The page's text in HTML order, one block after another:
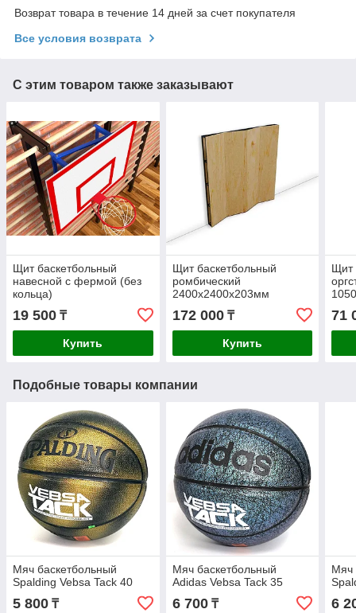
Возврат товара в течение 14 дней за счет покупателя
Все условия возврата
С этим товаром также заказывают
Щит баскетбольный
навесной с фермой (без
кольца)
19 500 ₸
Купить
Щит баскетбольный
ромбический
2400х2400х203мм
172 000₸
Купить
Щит
71
Подобные товары компании
Мяч баскетбольный
Spalding Vebsa Tack 40
5 800 ₸
Мяч баскетбольный
Adidas Vebsa Tack 35
6 700₸
Мяч
6